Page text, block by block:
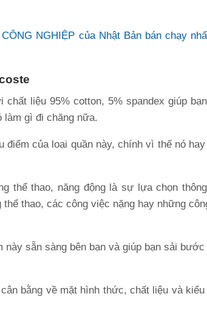
NGHIỆP của Nhật Bản bán chạy
liệu 95% cotton, 5% spandex giúp
làm gì đi chăng nữa.
điểm của loại quần này, chính vì thế nó
thể thao, năng động là sự lựa chọn
thao, các công việc nặng hay những
sẵn sàng bên bạn và giúp bạn sải bước
bằng về mặt hình thức, chất liệu và kiểu